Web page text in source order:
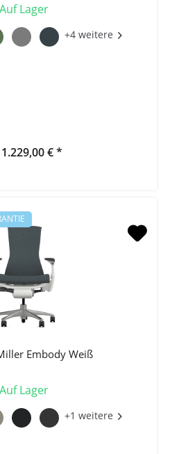
Auf Lager
+4 weitere
€ *
Embody Weiß
Auf Lager
+1 weitere